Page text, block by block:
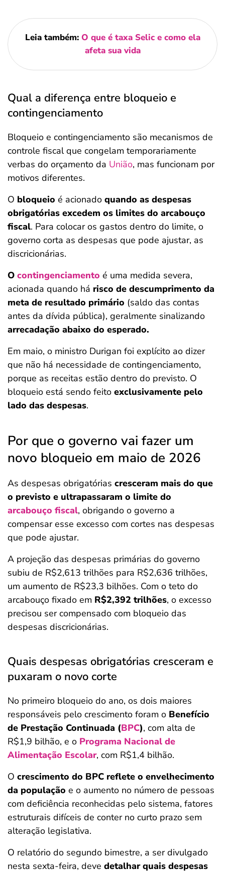
Leia também: O que é taxa Selic e como ela
afeta sua vida
Qual a diferença entre bloqueio e
contingenciamento
Bloqueio e contingenciamento são mecanismos de
controle fiscal que congelam temporariamente
verbas do orçamento da União, mas funcionam por
motivos diferentes.
O bloqueio é acionado quando as despesas
obrigatórias excedem os limites do arcabouço
fiscal. Para colocar os gastos dentro do limite, o
governo corta as despesas que pode ajustar, as
discricionárias.
O contingenciamento é uma medida severa,
acionada quando há risco de descumprimento da
meta de resultado primário (saldo das contas
antes da dívida pública), geralmente sinalizando
arrecadação abaixo do esperado.
Em maio, o ministro Durigan foi explícito ao dizer
que não há necessidade de contingenciamento,
porque as receitas estão dentro do previsto. O
bloqueio está sendo feito exclusivamente pelo
lado das despesas.
Por que o governo vai fazer um
novo bloqueio em maio de 2026
As despesas obrigatórias cresceram mais do que
o previsto e ultrapassaram o limite do
arcabouço fiscal, obrigando o governo a
compensar esse excesso com cortes nas despesas
que pode ajustar.
A projeção das despesas primárias do governo
subiu de R$2,613 trilhões para R$2,636 trilhões,
um aumento de R$23,3 bilhões. Com o teto do
arcabouço fixado em R$2,392 trilhões, o excesso
precisou ser compensado com bloqueio das
despesas discricionárias.
Quais despesas obrigatórias cresceram e
puxaram o novo corte
No primeiro bloqueio do ano, os dois maiores
responsáveis pelo crescimento foram o Benefício
de Prestação Continuada (BPC), com alta de
R$1,9 bilhão, e o Programa Nacional de
Alimentação Escolar, com R$1,4 bilhão.
O crescimento do BPC reflete o envelhecimento
da população e o aumento no número de pessoas
com deficiência reconhecidas pelo sistema, fatores
estruturais difíceis de conter no curto prazo sem
alteração legislativa.
O relatório do segundo bimestre, a ser divulgado
nesta sexta-feira, deve detalhar quais despesas